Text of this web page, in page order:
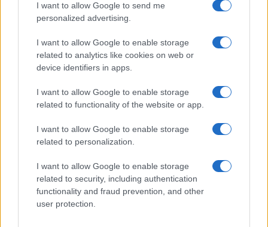
I want to allow Google to send me
personalized advertising.
I want to allow Google to enable storage
related to analytics like cookies on web or
device identifiers in apps.
I want to allow Google to enable storage
related to functionality of the website or app.
I want to allow Google to enable storage
related to personalization.
I want to allow Google to enable storage
related to security, including authentication
functionality and fraud prevention, and other
user protection.